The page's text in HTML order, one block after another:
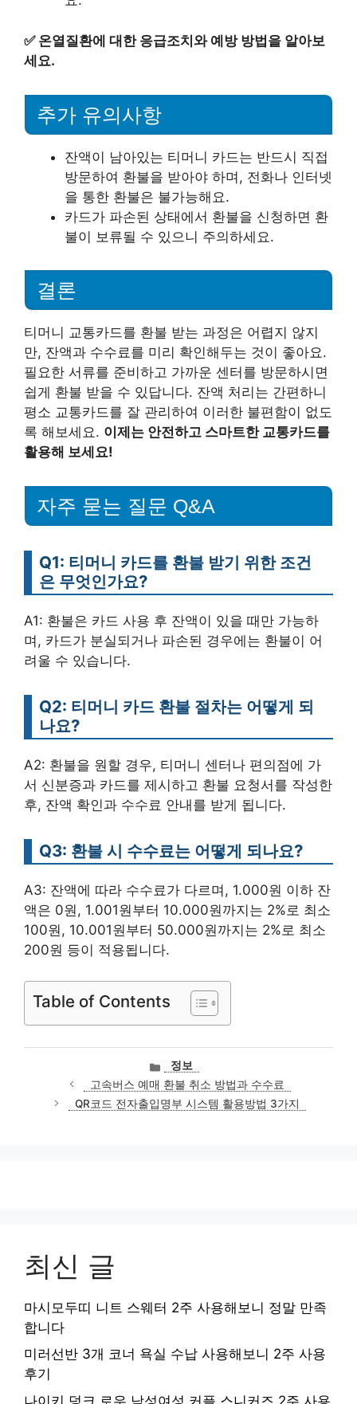
✅ 온열질환에 대한 응급조치와 예방 방법을 알아보
세요.
추가 유의사항
잔액이 남아있는 티머니 카드는 반드시 직접
방문하여 환불을 받아야 하며, 전화나 인터넷
을 통한 환불은 불가능해요.
카드가 파손된 상태에서 환불을 신청하면 환
불이 보류될 수 있으니 주의하세요.
결론
티머니 교통카드를 환불 받는 과정은 어렵지 않지
만, 잔액과 수수료를 미리 확인해두는 것이 좋아요.
필요한 서류를 준비하고 가까운 센터를 방문하시면
쉽게 환불 받을 수 있답니다. 잔액 처리는 간편하니
평소 교통카드를 잘 관리하여 이러한 불편함이 없도
록 해보세요. 이제는 안전하고 스마트한 교통카드를
활용해 보세요!
자주 묻는 질문 Q&A
Q1: 티머니 카드를 환불 받기 위한 조건
은 무엇인가요?
A1: 환불은 카드 사용 후 잔액이 있을 때만 가능하
며, 카드가 분실되거나 파손된 경우에는 환불이 어
려울 수 있습니다.
Q2: 티머니 카드 환불 절차는 어떻게 되
나요?
A2: 환불을 원할 경우, 티머니 센터나 편의점에 가
서 신분증과 카드를 제시하고 환불 요청서를 작성한
후, 잔액 확인과 수수료 안내를 받게 됩니다.
Q3: 환불 시 수수료는 어떻게 되나요?
A3: 잔액에 따라 수수료가 다르며, 1.000원 이하 잔
액은 0원, 1.001원부터 10.000원까지는 2%로 최소
100원, 10.001원부터 50.000원까지는 2%로 최소
200원 등이 적용됩니다.
Table of Contents
카
테
고
리
정보
고속버스 예매 환불 취소 방법과 수수료
QR코드 전자출입명부 시스템 활용방법 3가지
최신 글
마시모두띠 니트 스웨터 2주 사용해보니 정말 만족
합니다
미러선반 3개 코너 욕실 수납 사용해보니 2주 사용
후기
나이키 덩크 로우 남성여성 커플 스니커즈 2주 사용